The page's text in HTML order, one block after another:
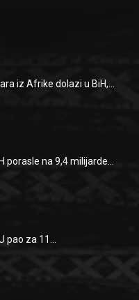
iz Afrike dolazi u BiH,...
porasle na 9,4 milijarde...
pao za 11...